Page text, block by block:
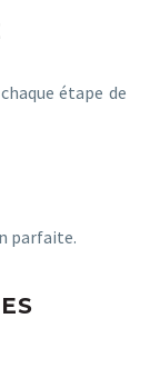
étape de
parfaite.